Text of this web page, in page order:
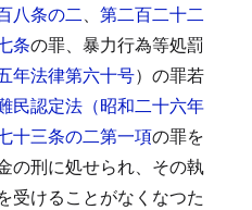
八条の二、 第二百二十二
条の罪、暴力行為等処罰
年法律第六十号）の罪若
民認定法（昭和二十六年
十三条の二第一項の罪を
の刑に処せられ、その執
受けることがなくなつた